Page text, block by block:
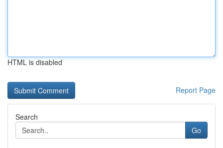
HTML is disabled
Report Page
Search
Go